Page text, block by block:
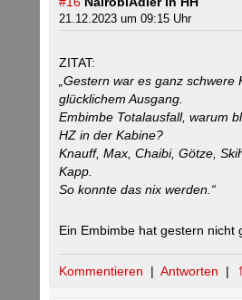
21.12.2023 um 09:15 Uhr
ZITAT:
„Gestern war es ganz schwere
glücklichem Ausgang.
Embimbe Totalausfall, warum
HZ in der Kabine?
Knauff, Max, Chaibi, Götze,
Kapp.
So konnte das nix werden.“
Ein Embimbe hat gestern nicht
Kommentieren | Antworten |